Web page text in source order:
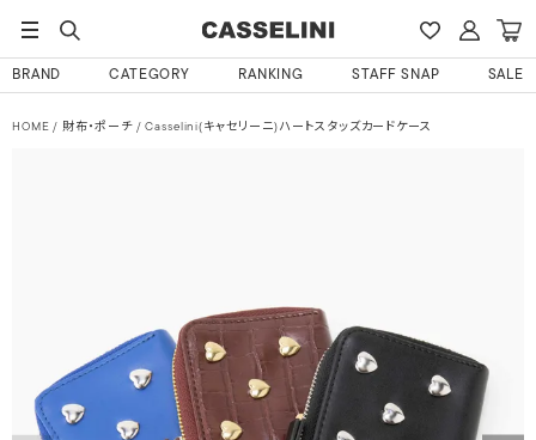
BRAND CATEGORY RANKING STAFF SNAP SALE
HOME 財布・ポーチ Casselini(キャセリーニ)ハートスタッズカードケース